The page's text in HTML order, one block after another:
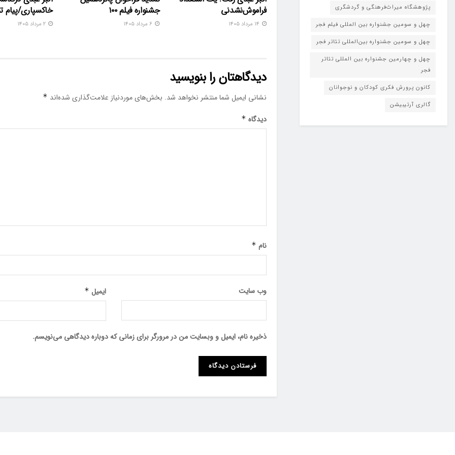
فراموش‌نشدنی
جشنواره فیلم ۱۰۰
خاکسپاری/پیام
۲ مرداد ۱۴۰۵
دیدگاهتان را بنویسید
نشانی ایمیل شما منتشر نخواهد شد. بخش‌های موردنیاز علامت‌گذاری شده‌اند *
دیدگاه *
نام *
ایمیل * وب‌ سایت
ذخیره نام، ایمیل و وبسایت من در مرورگر برای زمانی که دوباره دیدگاهی می‌نویسم.
پژوهشگاه میراث‌فرهنگی و گردشگری
چهل و سومین جشنواره بین المللی فیلم فجر
چهل و سومین جشنواره بین‌المللی تئاتر فجر
چهل و چهارمین جشنواره بین المللی تئاتر
فجر
کانون پرورش فکری کودکان و نوجوانان
گالری آرتیبیشن